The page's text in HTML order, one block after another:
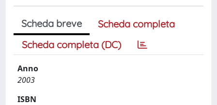
Scheda breve
Scheda completa
Scheda completa (DC)
Anno
2003
ISBN